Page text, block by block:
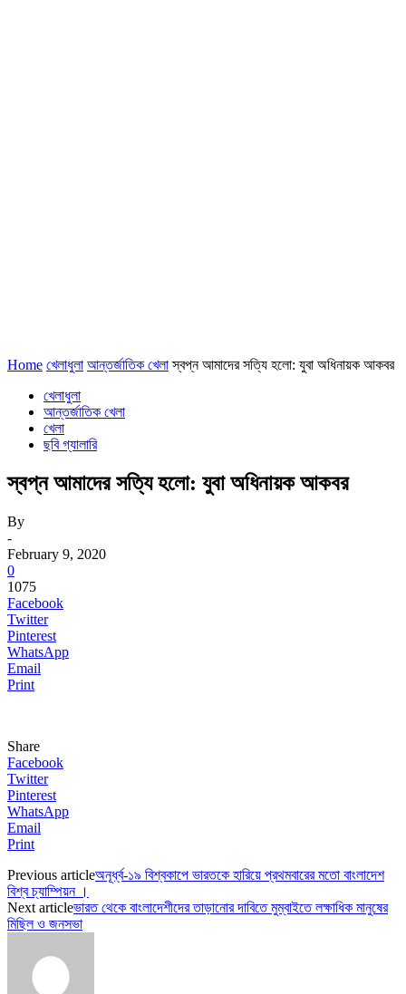
Home খেলাধুলা আন্তর্জাতিক খেলা স্বপ্ন আমাদের সত্যি হলো: যুবা অধিনায়ক আকবর
খেলাধুলা
আন্তর্জাতিক খেলা
খেলা
ছবি গ্যালারি
স্বপ্ন আমাদের সত্যি হলো: যুবা অধিনায়ক আকবর
By
-
February 9, 2020
0
1075
Facebook
Twitter
Pinterest
WhatsApp
Email
Print
Share
Facebook
Twitter
Pinterest
WhatsApp
Email
Print
Previous articleঅনূর্ধ্ব-১৯ বিশ্বকাপে ভারতকে হারিয়ে প্রথমবারের মতো বাংলাদেশ
বিশ্ব চ্যাম্পিয়ন ।
Next articleভারত থেকে বাংলাদেশীদের তাড়ানোর দাবিতে মুম্বাইতে লক্ষাধিক মানুষের
মিছিল ও জনসভা